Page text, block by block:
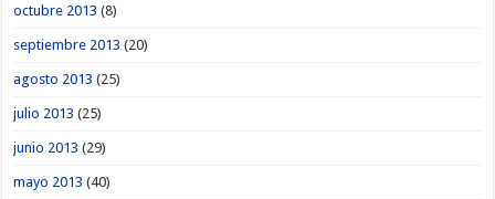
octubre 2013 (8)
septiembre 2013 (20)
agosto 2013 (25)
julio 2013 (25)
junio 2013 (29)
mayo 2013 (40)